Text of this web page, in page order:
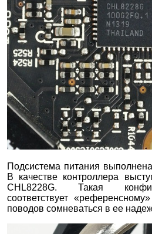
Подсистема питания
В качестве контроллера
CHL8228G. Такая
соответствует
поводов сомневаться в ее